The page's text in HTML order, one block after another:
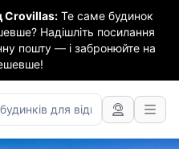
Crovillas: Те саме будинок
Надішліть посилання
пошту — і забронюйте на